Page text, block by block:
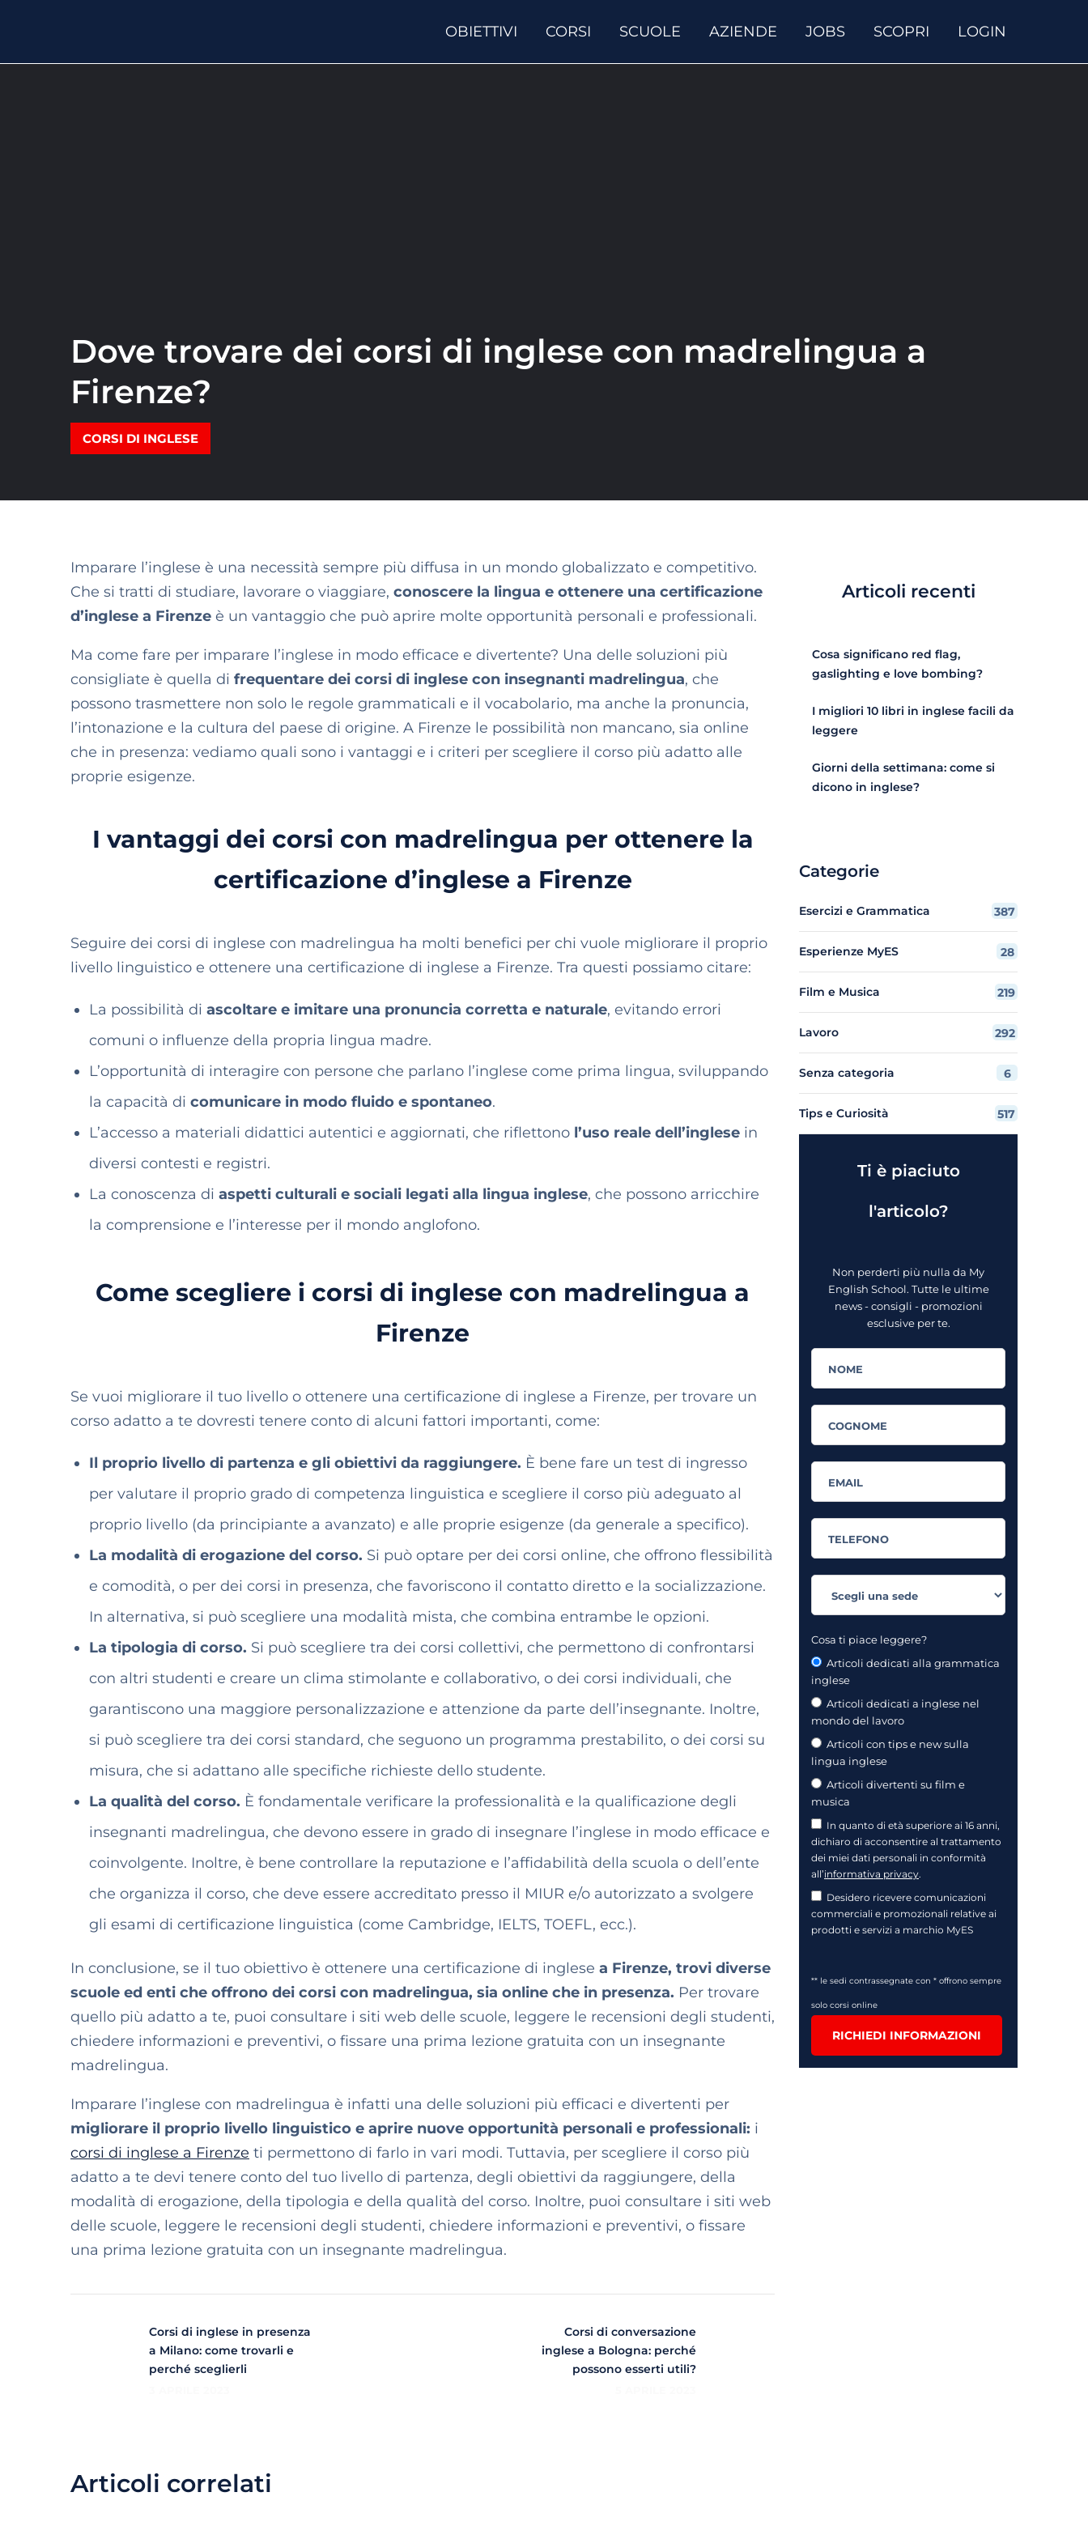
OBIETTIVI CORSI SCUOLE AZIENDE JOBS SCOPRI LOGIN
Dove trovare dei corsi di inglese con madrelingua a
Firenze?
CORSI DI INGLESE
Imparare l’inglese è una necessità sempre più diffusa in un mondo globalizzato e competitivo.
Che si tratti di studiare, lavorare o viaggiare, conoscere la lingua e ottenere una certificazione
d’inglese a Firenze è un vantaggio che può aprire molte opportunità personali e professionali.
Ma come fare per imparare l’inglese in modo efficace e divertente? Una delle soluzioni più
consigliate è quella di frequentare dei corsi di inglese con insegnanti madrelingua, che
possono trasmettere non solo le regole grammaticali e il vocabolario, ma anche la pronuncia,
l’intonazione e la cultura del paese di origine. A Firenze le possibilità non mancano, sia online
che in presenza: vediamo quali sono i vantaggi e i criteri per scegliere il corso più adatto alle
proprie esigenze.
I vantaggi dei corsi con madrelingua per ottenere la
certificazione d’inglese a Firenze
Seguire dei corsi di inglese con madrelingua ha molti benefici per chi vuole migliorare il proprio
livello linguistico e ottenere una certificazione di inglese a Firenze. Tra questi possiamo citare:
La possibilità diascoltare e imitare una pronuncia corretta e naturale, evitando errori
comuni o influenze della propria lingua madre.
L’opportunità di interagire con persone che parlano l’inglese come prima lingua, sviluppando
la capacità dicomunicare in modo fluido e spontaneo.
L’accesso a materiali didattici autentici e aggiornati, che riflettono l’uso reale dell’inglese in
diversi contesti e registri.
La conoscenza diaspetti culturali e sociali legati alla lingua inglese, che possono arricchire
la comprensione e l’interesse per il mondo anglofono.
Come scegliere i corsi di inglese con madrelingua a
Firenze
Se vuoi migliorare il tuo livello o ottenere una certificazione di inglese a Firenze, per trovare un
corso adatto a te dovresti tenere conto di alcuni fattori importanti, come:
Il proprio livello di partenza e gli obiettivi da raggiungere. È bene fare un test di ingresso
per valutare il proprio grado di competenza linguistica e scegliere il corso più adeguato al
proprio livello (da principiante a avanzato) e alle proprie esigenze (da generale a specifico).
La modalità di erogazione del corso. Si può optare per dei corsi online, che offrono flessibilità
e comodità, o per dei corsi in presenza, che favoriscono il contatto diretto e la socializzazione.
In alternativa, si può scegliere una modalità mista, che combina entrambe le opzioni.
La tipologia di corso. Si può scegliere tra dei corsi collettivi, che permettono di confrontarsi
con altri studenti e creare un clima stimolante e collaborativo, o dei corsi individuali, che
garantiscono una maggiore personalizzazione e attenzione da parte dell’insegnante. Inoltre,
si può scegliere tra dei corsi standard, che seguono un programma prestabilito, o dei corsi su
misura, che si adattano alle specifiche richieste dello studente.
La qualità del corso. È fondamentale verificare la professionalità e la qualificazione degli
insegnanti madrelingua, che devono essere in grado di insegnare l’inglese in modo efficace e
coinvolgente. Inoltre, è bene controllare la reputazione e l’affidabilità della scuola o dell’ente
che organizza il corso, che deve essere accreditato presso il MIUR e/o autorizzato a svolgere
gli esami di certificazione linguistica (come Cambridge, IELTS, TOEFL, ecc.).
In conclusione, se il tuo obiettivo è ottenere una certificazione di inglese a Firenze, trovi diverse
scuole ed enti che offrono dei corsi con madrelingua, sia online che in presenza. Per trovare
quello più adatto a te, puoi consultare i siti web delle scuole, leggere le recensioni degli studenti,
chiedere informazioni e preventivi, o fissare una prima lezione gratuita con un insegnante
madrelingua.
Imparare l’inglese con madrelingua è infatti una delle soluzioni più efficaci e divertenti per
migliorare il proprio livello linguistico e aprire nuove opportunità personali e professionali: i
corsi di inglese a Firenze ti permettono di farlo in vari modi. Tuttavia, per scegliere il corso più
adatto a te devi tenere conto del tuo livello di partenza, degli obiettivi da raggiungere, della
modalità di erogazione, della tipologia e della qualità del corso. Inoltre, puoi consultare i siti web
delle scuole, leggere le recensioni degli studenti, chiedere informazioni e preventivi, o fissare
una prima lezione gratuita con un insegnante madrelingua.
Corsi di inglese in presenza
a Milano: come trovarli e
perché sceglierli
Corsi di conversazione
inglese a Bologna: perché
possono esserti utili?
Articoli correlati
Articoli recenti
Cosa significano red flag,
gaslighting e love bombing?
I migliori 10 libri in inglese facili da
leggere
Giorni della settimana: come si
dicono in inglese?
Categorie
Esercizi e Grammatica 387
Esperienze MyES 28
Film e Musica 219
Lavoro 292
Senza categoria 6
Tips e Curiosità 517
Ti è piaciuto
l'articolo?
Non perderti più nulla da My
English School. Tutte le ultime
news - consigli - promozioni
esclusive per te.
Cosa ti piace leggere?
Articoli dedicati alla grammatica
inglese
Articoli dedicati a inglese nel
mondo del lavoro
Articoli con tips e new sulla
lingua inglese
Articoli divertenti su film e
musica
In quanto di età superiore ai 16 anni,
dichiaro di acconsentire al trattamento
dei miei dati personali in conformità
all’informativa privacy.
Desidero ricevere comunicazioni
commerciali e promozionali relative ai
prodotti e servizi a marchio MyES
** le sedi contrassegnate con * offrono sempre
solo corsi online
RICHIEDI INFORMAZIONI